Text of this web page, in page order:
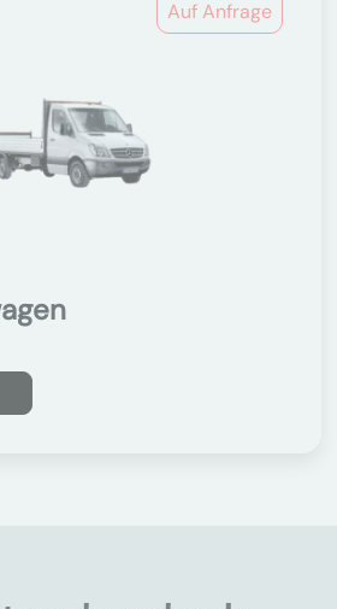
Auf Anfrage